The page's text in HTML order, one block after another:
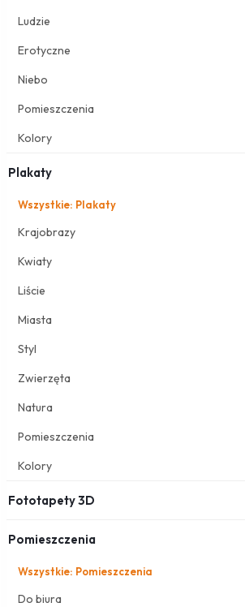
Ludzie
Erotyczne
Niebo
Pomieszczenia
Kolory
Plakaty
Wszystkie: Plakaty
Krajobrazy
Kwiaty
Liście
Miasta
Styl
Zwierzęta
Natura
Pomieszczenia
Kolory
Fototapety 3D
Pomieszczenia
Wszystkie: Pomieszczenia
Do biura